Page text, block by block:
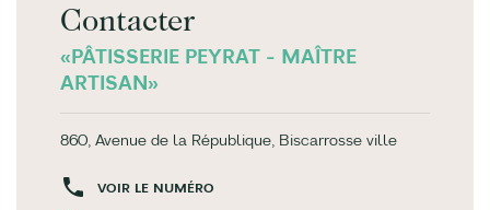
Contacter
«PÂTISSERIE PEYRAT - MAÎTRE
ARTISAN»
860, Avenue de la République, Biscarrosse ville
VOIR LE NUMÉRO